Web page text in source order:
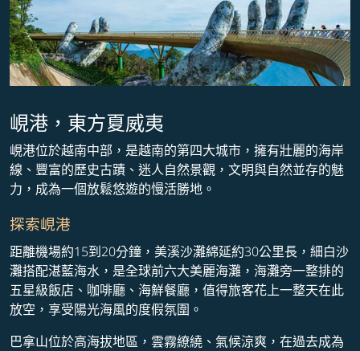
峴港，東方夏威夷
峴港位於越南中部，是越南的第四大城市，擁有壯麗的海岸
線、豐富的歷史古蹟、迷人自然景觀，文明與自然並存的魅
力，成為一個放鬆悠遊的慢活勝地。
探索峴港
距離機場約15到20分鐘，美溪沙灘綿延約30公里長，細白沙
灘搭配湛藍海水，是全球前六大美麗海灘，海灘旁一整排的
五星級飯店、咖啡廳、海鮮餐廳，值得旅客花上一整天在此
放空，享受陽光海風的度假氛圍。
巴拿山位於高海拔地區，雲霧繚繞、氣候涼爽，在過去成為